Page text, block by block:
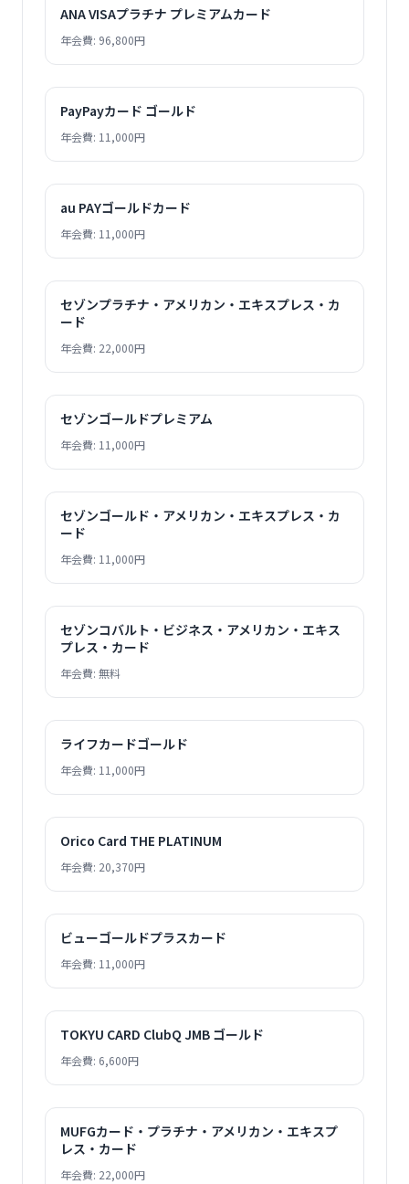
ANA VISAプラチナ プレミアムカード
年会費: 96,800円
PayPayカード ゴールド
年会費: 11,000円
au PAYゴールドカード
年会費: 11,000円
セゾンプラチナ・アメリカン・エキスプレス・カ
ード
年会費: 22,000円
セゾンゴールドプレミアム
年会費: 11,000円
セゾンゴールド・アメリカン・エキスプレス・カ
ード
年会費: 11,000円
セゾンコバルト・ビジネス・アメリカン・エキス
プレス・カード
年会費: 無料
ライフカードゴールド
年会費: 11,000円
Orico Card THE PLATINUM
年会費: 20,370円
ビューゴールドプラスカード
年会費: 11,000円
TOKYU CARD ClubQ JMB ゴールド
年会費: 6,600円
MUFGカード・プラチナ・アメリカン・エキスプ
レス・カード
年会費: 22,000円